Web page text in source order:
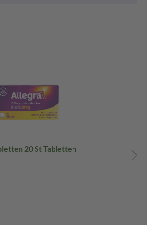
Allegra Allergietabletten 20 St Tabletten